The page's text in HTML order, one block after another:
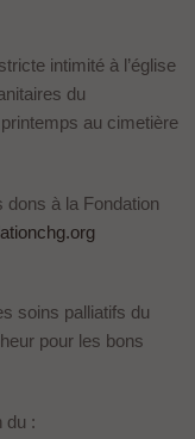
intimité à l’église
du
au cimetière
à la Fondation
soins palliatifs du
pour les bons
du :